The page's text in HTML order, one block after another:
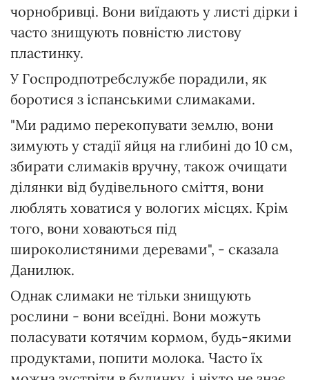
чорнобривці. Вони виїдають у листі дірки і
часто знищують повністю листову
пластинку.
У Госпродпотребслужбе порадили, як
боротися з іспанськими слимаками.
"Ми радимо перекопувати землю, вони
зимують у стадії яйця на глибині до 10 см,
збирати слимаків вручну, також очищати
ділянки від будівельного сміття, вони
люблять ховатися у вологих місцях. Крім
того, вони ховаються під
широколистяними деревами", - сказала
Данилюк.
Однак слимаки не тільки знищують
рослини - вони всеїдні. Вони можуть
поласувати котячим кормом, будь-якими
продуктами, попити молока. Часто їх